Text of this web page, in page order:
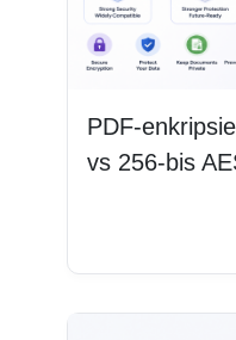
PDF-
vs 256-bis